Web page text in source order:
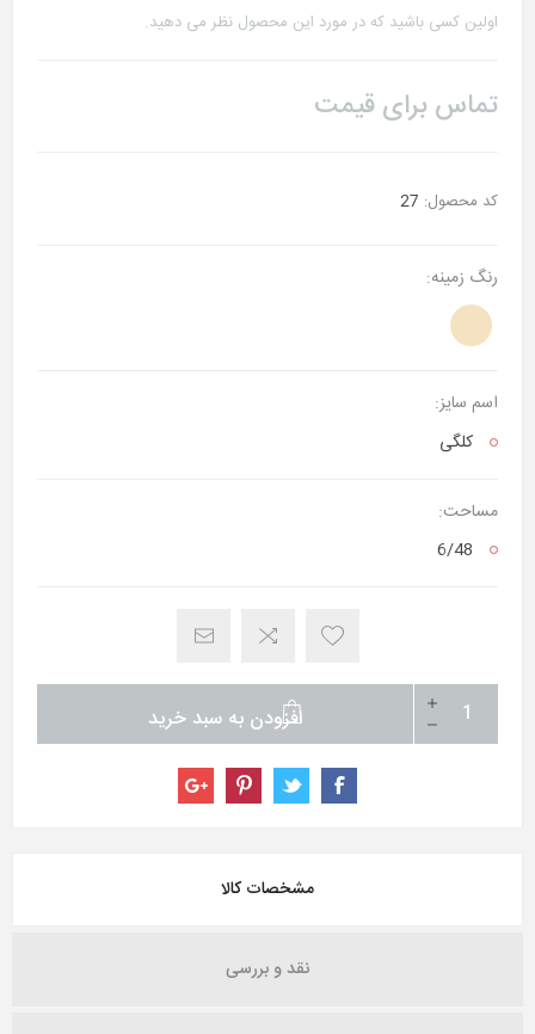
اولین کسی باشید که در مورد این محصول نظر می دهید.
تماس برای قیمت
کد محصول: 27
رنگ زمینه:
اسم سایز:
کلگی
مساحت:
6/48
افزودن به سبد خرید
مشخصات کالا
نقد و بررسی